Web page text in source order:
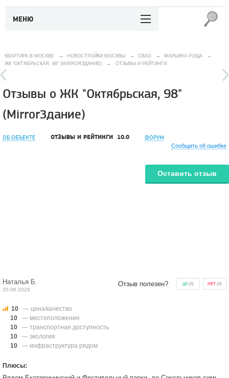
МЕНЮ
КВАРТИРА В МОСКВЕ → НОВОСТРОЙКИ МОСКВЫ → СВАО → МАРЬИНА РОЩА
→
ЖК "ОКТЯБРЬСКАЯ, 98" (MIRRORЗДАНИЕ)
→ ОТЗЫВЫ И РЕЙТИНГИ
Отзывы о ЖК "Октябрьская, 98"
(MirrorЗдание)
ОБ ОБЪЕКТЕ ОТЗЫВЫ И РЕЙТИНГИ 10.0 ФОРУМ
Сообщить об ошибке
Оставить отзыв
Наталья Б.
20.06.2026
Отзыв полезен? ДА(0) НЕТ (0)
10
— цена/качество
10
— местоположение
10
— транспортная доступность
10
— экология
10
— инфраструктура рядом
Плюсы: